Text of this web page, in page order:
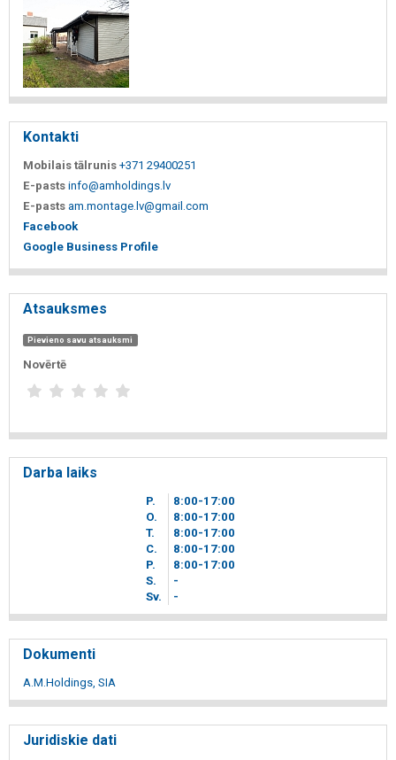
Kontakti
Mobilais tālrunis +371 29400251
E-pasts info@amholdings.lv
E-pasts am.montage.lv@gmail.com
Facebook
Google Business Profile
Atsauksmes
Pievieno savu atsauksmi
Novērtē
Darba laiks
P. 8 00-17 00
O.
8 00-17 00
T.
8 00-17 00
C.
8 00-17 00
P.
8 00-17 00
S.
-
Sv.
-
Dokumenti
A.M.Holdings, SIA
Juridiskie dati